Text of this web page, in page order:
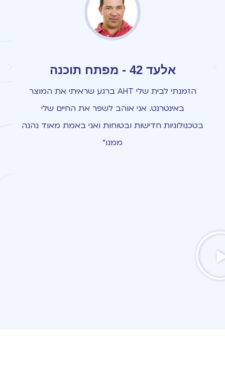
אלעד 42 - מפתח תוכנה
הזמנתי לבית שלי AHT ברגע שראיתי את המוצר
באינטרנט. אני אוהב לשפר את החיים שלי
בטכנולוגיות חדישות ובטוחות ואני באמת מאוד נהנה
ממנו"